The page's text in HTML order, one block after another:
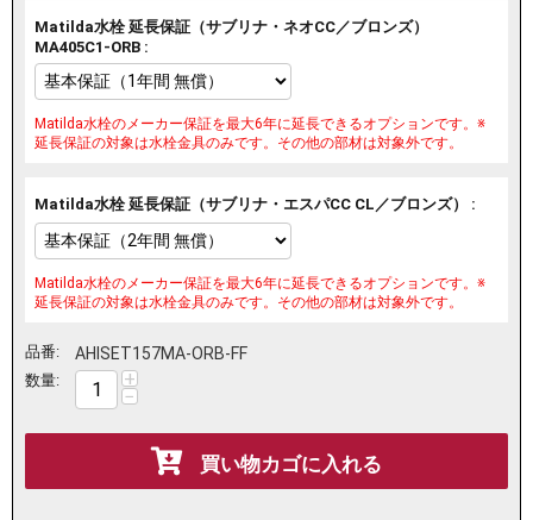
Matilda水栓 延長保証（サブリナ・ネオCC／ブロンズ）
MA405C1-ORB :
Matilda水栓のメーカー保証を最大6年に延長できるオプションです。※
延長保証の対象は水栓金具のみです。その他の部材は対象外です。
Matilda水栓 延長保証（サブリナ・エスパCC CL／ブロンズ） :
Matilda水栓のメーカー保証を最大6年に延長できるオプションです。※
延長保証の対象は水栓金具のみです。その他の部材は対象外です。
品番: AHISET157MA-ORB-FF
数量: +
−
買い物カゴに入れる